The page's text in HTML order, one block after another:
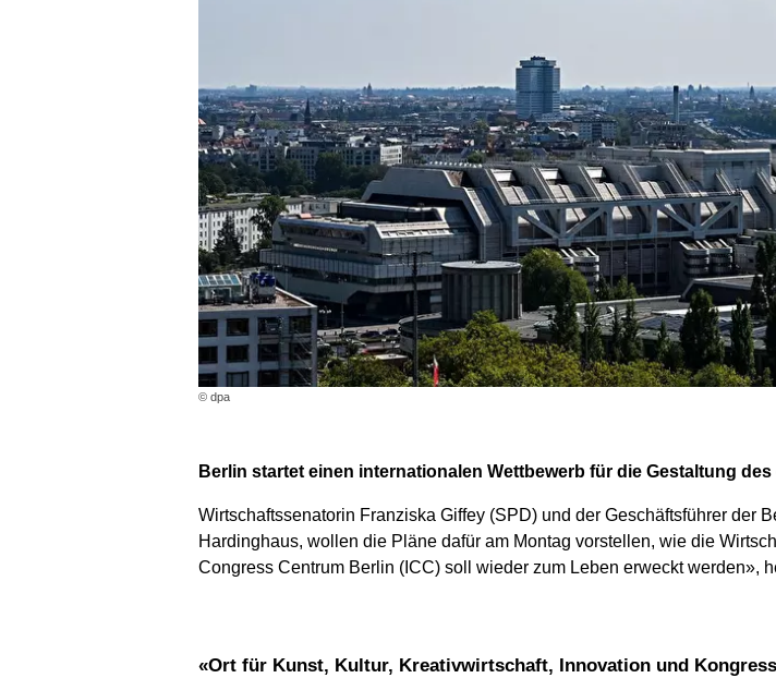
© dpa
Berlin startet einen internationalen Wettbewerb für die Gestaltung
Wirtschaftssenatorin Franziska Giffey (SPD) und der Geschäftsführer der
Hardinghaus, wollen die Pläne dafür am Montag vorstellen, wie die
Congress Centrum Berlin (ICC) soll wieder zum Leben erweckt werden»,
«Ort für Kunst, Kultur, Kreativwirtschaft, Innovation und